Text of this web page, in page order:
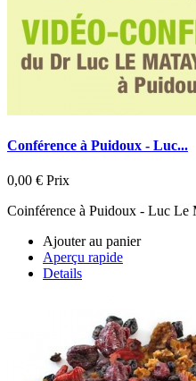
Conférence à Puidoux - Luc...
0,00 € Prix
Coinférence à Puidoux - Luc Le
Ajouter au panier
Aperçu rapide
Details